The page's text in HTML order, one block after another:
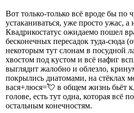
Вот только-только всё вроде бы по
устаканиваться, уже просто ужас,
Квадрикостатус ожидаемо пошел
бесконечных пересадок туда-сюда
некоторым тут слонам в посудной
хвостом под кустом и всё нафиг
выглядит жалобно и облезло,
покрылись диатомами, на стёклах
вася+люся=💘 в общем жизнь бьёт
голове, есть тут одна, которая всё
остальным конечностям.